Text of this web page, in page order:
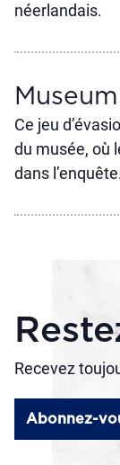
néerlandais.
Ce jeu
du musée, où
dans
Recevez
Abonnez-